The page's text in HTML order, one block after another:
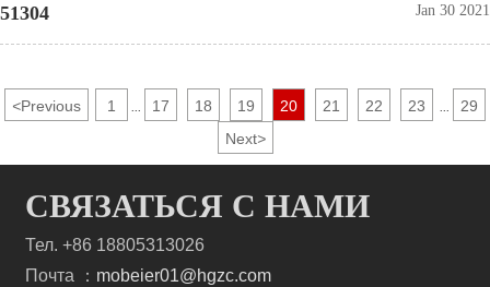
51304 Jan 30 2021
<Previous 1 17 18 19 20 21 22 23
29
Next>
СВЯЗАТЬСЯ С НАМИ
Тел. +86 18805313026
Почта ： mobeier01@hgzc.com